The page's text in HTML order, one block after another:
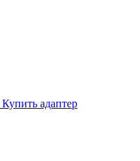
Купить адаптер